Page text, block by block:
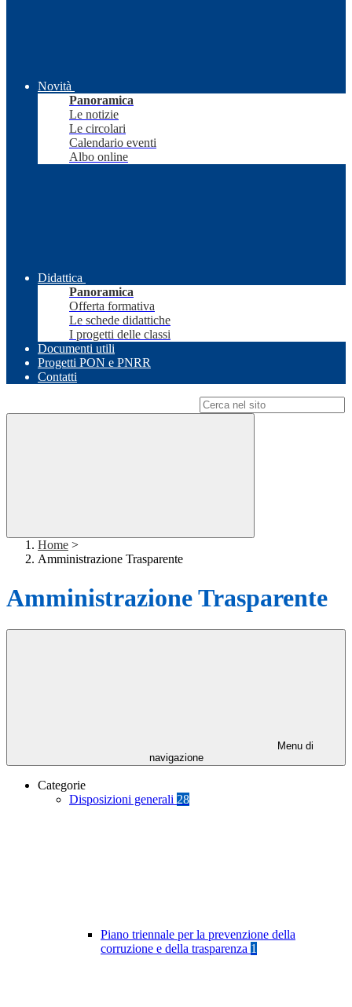
Novità
Panoramica
Le notizie
Le circolari
Calendario eventi
Albo online
Didattica
Panoramica
Offerta formativa
Le schede didattiche
I progetti delle classi
Documenti utili
Progetti PON e PNRR
Contatti
Home >
Amministrazione Trasparente
Amministrazione Trasparente
Menu di
navigazione
Categorie
Disposizioni generali 28
Piano triennale per la prevenzione della
corruzione e della trasparenza 1